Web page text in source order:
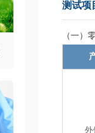
测试项
（一）
外